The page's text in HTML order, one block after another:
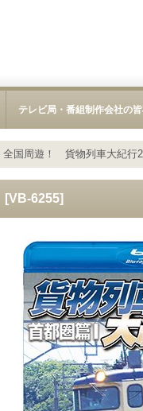
テレビ局・番組制作会社の
全国周遊！ 貨物列車大紀行
[VB-6255]